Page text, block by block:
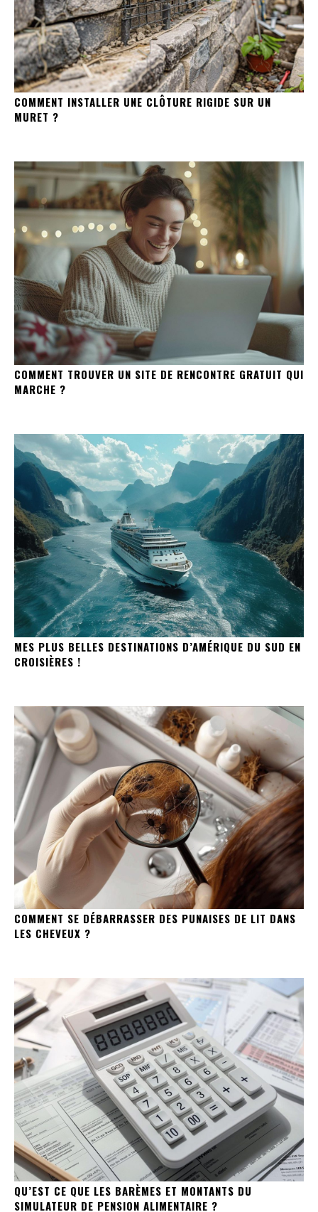
COMMENT INSTALLER UNE CLÔTURE RIGIDE SUR UN
MURET ?
COMMENT TROUVER UN SITE DE RENCONTRE GRATUIT QUI
MARCHE ?
MES PLUS BELLES DESTINATIONS D’AMÉRIQUE DU SUD EN
CROISIÈRES !
COMMENT SE DÉBARRASSER DES PUNAISES DE LIT DANS
LES CHEVEUX ?
QU’EST CE QUE LES BARÈMES ET MONTANTS DU
SIMULATEUR DE PENSION ALIMENTAIRE ?